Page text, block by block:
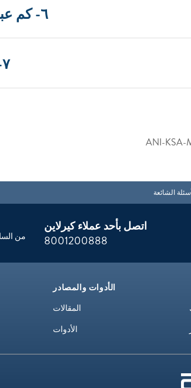
٦- كم عبوة من جلوسيرنا
٧- هل يساعد جلوسيرنا
ANI-KSA-
الشائعة
اتصل بأحد عملاء كيرلاين
8001200888
من الساعة ٩ صباحاً إلى ٦ مساءً (ما عدا
الأدوات والمصادر
المقالات
الأدوات